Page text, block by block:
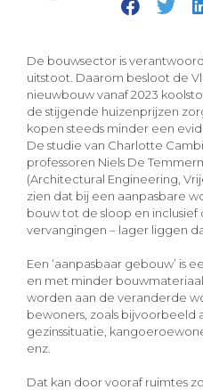
De bouwsector is
uitstoot. Daarom besloot de
nieuwbouw vanaf 2023
de stijgende huizenprijzen
kopen steeds minder een
De studie van Charlotte
professoren Niels De
(Architectural Engineering,
zien dat bij een aanpasbare
bouw tot de sloop en
vervangingen – lager liggen
Een ‘aanpasbaar gebouw’ is
en met minder
worden aan de veranderde
bewoners, zoals bijvoorbeeld
gezinssituatie,
enz.
Dat kan door vooraf ruimtes